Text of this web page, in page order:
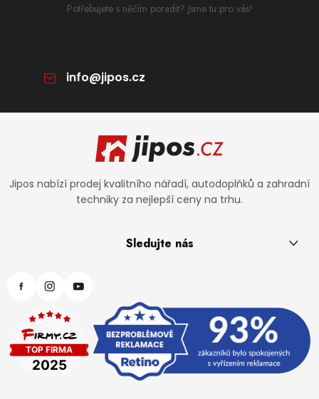
Potřebujete s něčím poradit? Jsme tu pro vás!
info@jipos.cz
Jipos nabízí prodej kvalitního nářadí, autodoplňků a zahradní
techniky za nejlepší ceny na trhu.
Sledujte nás